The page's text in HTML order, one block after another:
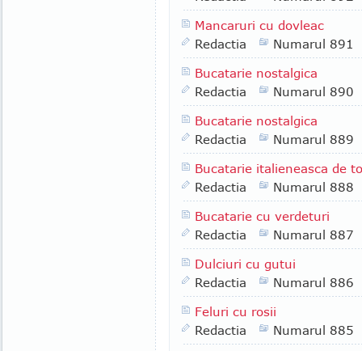
Mancaruri cu dovleac
Redactia
Numarul 891
Bucatarie nostalgica
Redactia
Numarul 890
Bucatarie nostalgica
Redactia
Numarul 889
Bucatarie italieneasca de
Redactia
Numarul 888
Bucatarie cu verdeturi
Redactia
Numarul 887
Dulciuri cu gutui
Redactia
Numarul 886
Feluri cu rosii
Redactia
Numarul 885